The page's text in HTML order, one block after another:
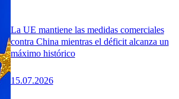
La UE mantiene las medidas comerciales
contra China mientras el déficit alcanza un
máximo histórico
15.07.2026